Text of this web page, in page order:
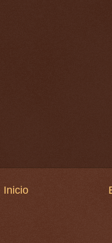
Inicio